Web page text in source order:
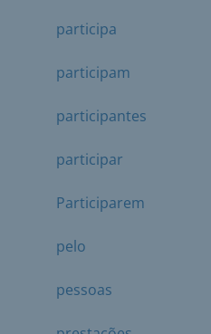
participa
participam
participantes
participar
Participarem
pelo
pessoas